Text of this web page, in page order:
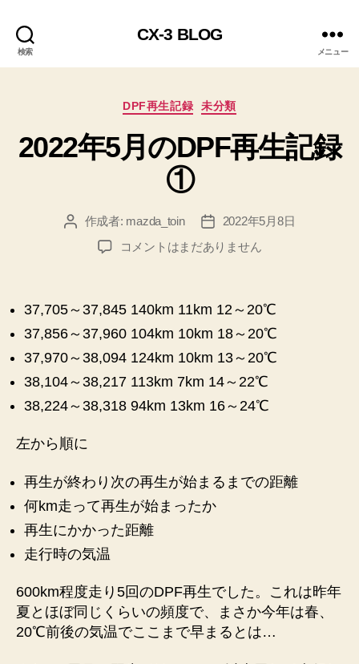
検索
CX-3 BLOG
メニュー
カ
ゴ
リ
ー
DPF再生記録 未分類
2022年5月のDPF再生記録
①
投 作成者: mazda_toin
投
稿
日
2022年5月8日
2022
の
DPF
再
記
録
コメントはまだありません
37,705～37,845 140km 11km 12～20℃
37,856～37,960 104km 10km 18～20℃
37,970～38,094 124km 10km 13～20℃
38,104～38,217 113km 7km 14～22℃
38,224～38,318 94km 13km 16～24℃
左から順に
再生が終わり次の再生が始まるまでの距離
何km走って再生が始まったか
再生にかかった距離
走行時の気温
600km程度走り5回のDPF再生でした。これは昨年
夏とほぼ同じくらいの頻度で、まさか今年は春、
20℃前後の気温でここまで早まるとは…